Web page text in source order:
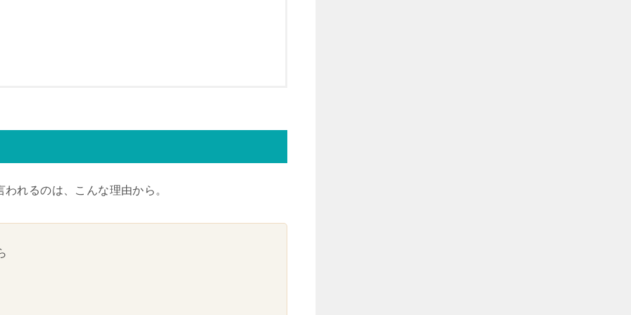
れるのは、こんな理由から。